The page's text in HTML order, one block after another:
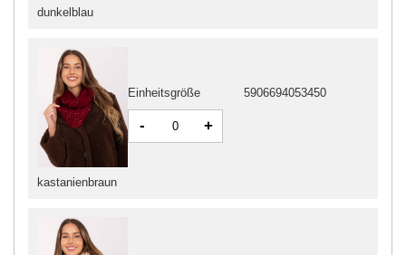
dunkelblau
kastanienbraun
Einheitsgröße 5906694053450
- +